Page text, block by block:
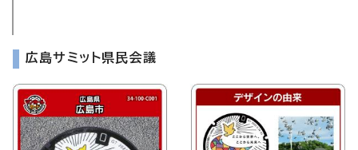
広島サミット県民会議